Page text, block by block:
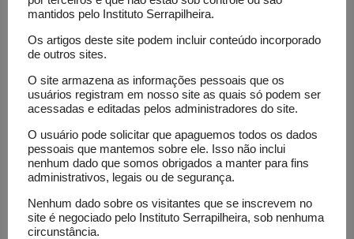
do instituto.
Os vídeos podem ser conferidos em
https://www.youtube.com/InstitutoSerrapilheira
mantidos pelo Instituto Serrapilheira.
Os artigos deste site podem incluir conteúdo incorporado
de outros sites.
O site armazena as informações pessoais que os
usuários registram em nosso site as quais só podem ser
acessadas e editadas pelos administradores do site.
O usuário pode solicitar que apaguemos todos os dados
pessoais que mantemos sobre ele. Isso não inclui
nenhum dado que somos obrigados a manter para fins
administrativos, legais ou de segurança.
Nenhum dado sobre os visitantes que se inscrevem no
site é negociado pelo Instituto Serrapilheira, sob nenhuma
circunstância.